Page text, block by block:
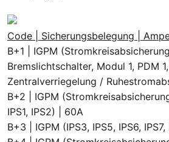
Code | Sicherungsbelegung |
B+1 | IGPM
Bremslichtschalter, Modul 1, PDM
Zentralverriegelung /
B+2 | IGPM
IPS1, IPS2) | 60A
B+3 | IGPM (IPS3, IPS5, IPS6,